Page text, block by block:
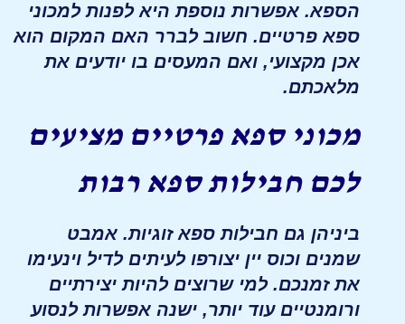
הספא. אפשרות נוספת היא לפנות למכוני
ספא פרטיים. חשוב לברר האם המקום הוא
אכן מקצועי, ואם המעסים בו יודעים את
מלאכתם.
מכוני ספא פרטיים מציעים
לכם חבילות ספא רבות
ביניהן גם חבילות ספא זוגיות. אמבט
שמנים וכוס יין יצורפו לעיתים לדיל וינעימו
את זמנכם. למי שרוצים להיות יצירתיים
ורומנטיים עוד יותר, ישנה אפשרות לנסוע